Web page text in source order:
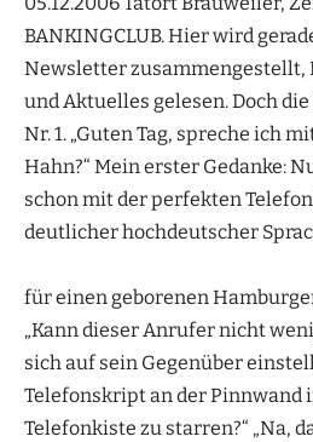
BANKINGCLUB. Hier wird
Newsletter zusammengestellt,
und Aktuelles gelesen. Doch
Nr. 1. „Guten Tag, spreche ich
Hahn?“ Mein erster Gedanke:
schon mit der perfekten
deutlicher hochdeutscher
für einen geborenen
„Kann dieser Anrufer nicht
sich auf sein Gegenüber
Telefonskript an der Pinnwand
Telefonkiste zu starren?“ „Na,